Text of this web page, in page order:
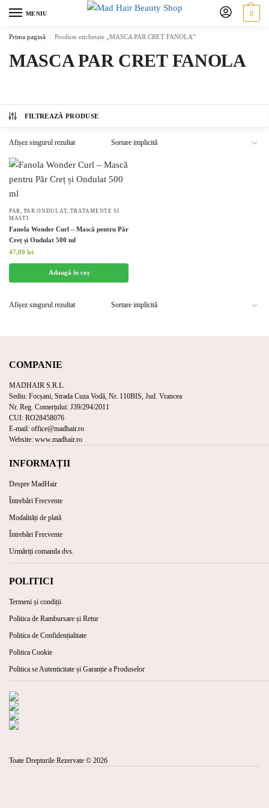
MENIU 0
Prima pagină / Produse etichetate „MASCA PAR CRET FANOLA”
MASCA PAR CRET FANOLA
FILTREAZĂ PRODUSE
Afișez singurul rezultat
PAR PAR ONDULAT, TRATAMENTE SI
MASTI
Fanola Wonder Curl – Mască pentru Păr
Creț și Ondulat 500 ml
47,00 lei
Adaugă în coș
Afișez singurul rezultat
COMPANIE
MADHAIR S.R.L.
Sediu: Focșani, Strada Cuza Vodă, Nr. 110BIS, Jud. Vrancea
Nr. Reg. Comerțului: J39/294/2011
CUI: RO28458076
E-mail: office@madhair.ro
Website: www.madhair.ro
INFORMAȚII
Despre MadHair
Întrebări Frecvente
Modalități de plată
Întrebări Frecvente
Urmăriți comanda dvs.
POLITICI
Termeni și condiții
Politica de Rambursare și Retur
Politica de Confidențialitate
Politica Cookie
Politica se Autenticitate și Garanție a Produselor
Toate Drepturile Rezervate © 2026